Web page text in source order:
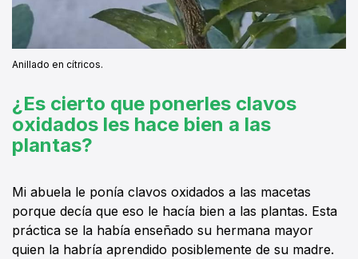
Anillado en cítricos.
¿Es cierto que ponerles clavos
oxidados les hace bien a las
plantas?
Mi abuela le ponía clavos oxidados a las macetas
porque decía que eso le hacía bien a las plantas. Esta
práctica se la había enseñado su hermana mayor
quien la habría aprendido posiblemente de su madre.